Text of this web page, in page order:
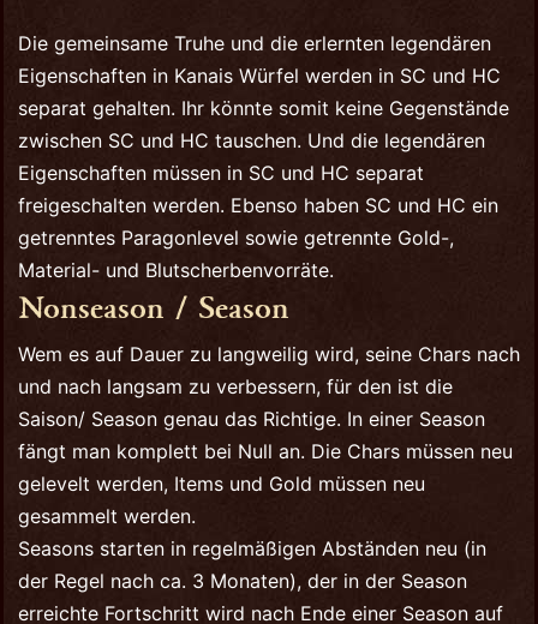
Die gemeinsame Truhe und die erlernten legendären
Eigenschaften in Kanais Würfel werden in SC und HC
separat gehalten. Ihr könnte somit keine Gegenstände
zwischen SC und HC tauschen. Und die legendären
Eigenschaften müssen in SC und HC separat
freigeschalten werden. Ebenso haben SC und HC ein
getrenntes Paragonlevel sowie getrennte Gold-,
Material- und Blutscherbenvorräte.
Nonseason / Season
Wem es auf Dauer zu langweilig wird, seine Chars nach
und nach langsam zu verbessern, für den ist die
Saison/ Season genau das Richtige. In einer Season
fängt man komplett bei Null an. Die Chars müssen neu
gelevelt werden, Items und Gold müssen neu
gesammelt werden.
Seasons starten in regelmäßigen Abständen neu (in
der Regel nach ca. 3 Monaten), der in der Season
erreichte Fortschritt wird nach Ende einer Season auf